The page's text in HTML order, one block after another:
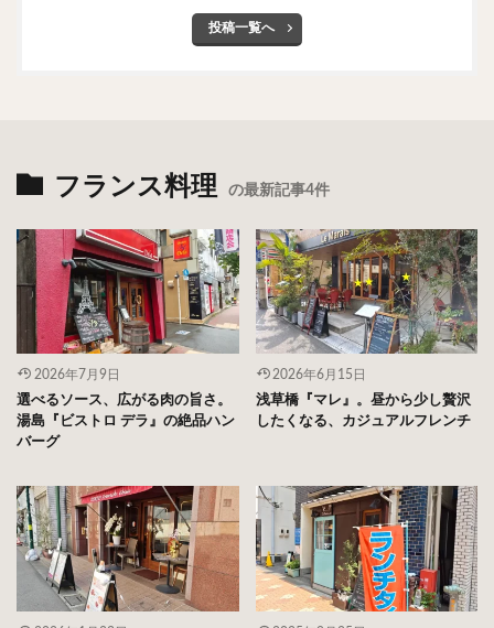
投稿一覧へ
フランス料理 の最新記事4件
2026年7月9日
選べるソース、広がる肉の旨さ。
湯島『ビストロ デラ』の絶品ハン
バーグ
2026年6月15日
浅草橋『マレ』。昼から少し贅沢
したくなる、カジュアルフレンチ